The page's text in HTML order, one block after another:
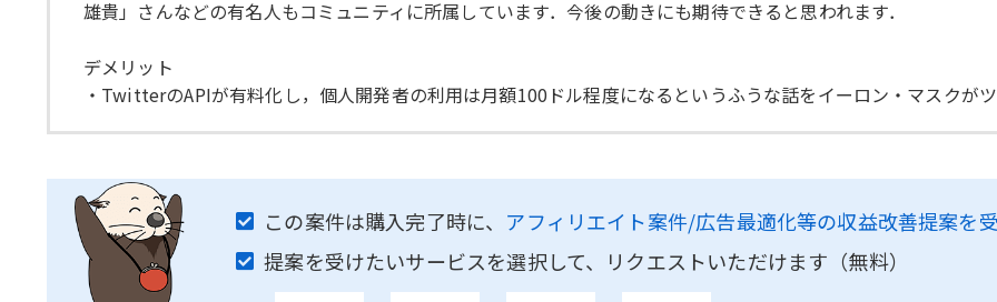
雄貴」さんなどの有名人もコミュニティに所属しています．今後の動きにも期待できると思われます．
デメリット
・TwitterのAPIが有料化し，個人開発者の利用は月額100ドル程度になるというふうな話をイーロン・マスクがツ
この案件は購入完了時に、 アフィリエイト案件/広告最適化等の収益改善提案を
提案を受けたいサービスを選択して、リクエストいただけます（無料）